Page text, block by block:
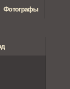
Фотографы